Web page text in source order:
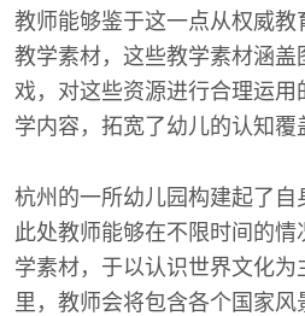
教师能够鉴于这一点从权威教
教学素材，这些教学素材涵
戏，对这些资源进行合理运
学内容，拓宽了幼儿的认知覆
杭州的一所幼儿园构建起了自
此处教师能够在不限时间的
学素材，于以认识世界文化
里，教师会将包含各个国家